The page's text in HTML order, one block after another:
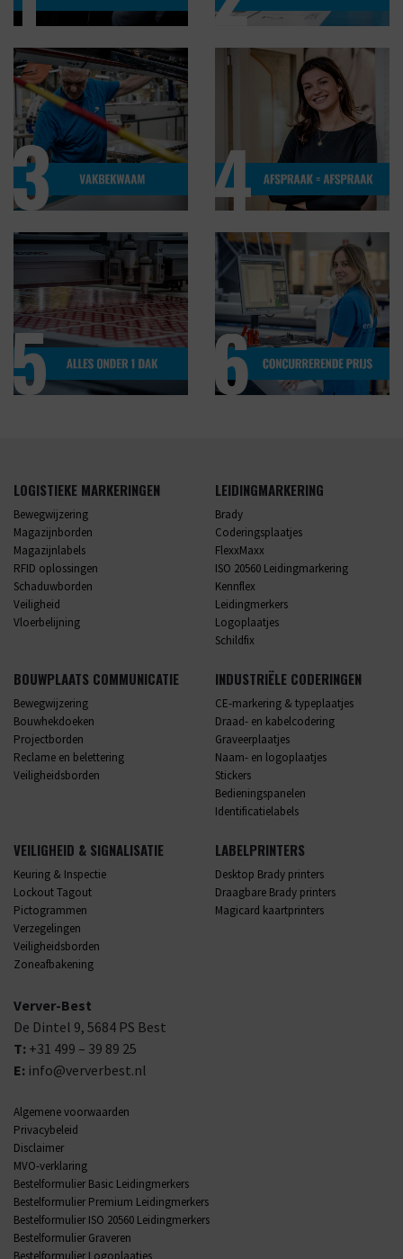
LOGISTIEKE MARKERINGEN
Bewegwijzering
Magazijnborden
Magazijnlabels
RFID oplossingen
Schaduwborden
Veiligheid
Vloerbelijning
LEIDINGMARKERING
Brady
Coderingsplaatjes
FlexxMaxx
ISO 20560 Leidingmarkering
Kennflex
Leidingmerkers
Logoplaatjes
Schildfix
BOUWPLAATS COMMUNICATIE
Bewegwijzering
Bouwhekdoeken
Projectborden
Reclame en belettering
Veiligheidsborden
INDUSTRIËLE CODERINGEN
CE-markering & typeplaatjes
Draad- en kabelcodering
Graveerplaatjes
Naam- en logoplaatjes
Stickers
Bedieningspanelen
Identificatielabels
VEILIGHEID & SIGNALISATIE
Keuring & Inspectie
Lockout Tagout
Pictogrammen
Verzegelingen
Veiligheidsborden
Zoneafbakening
LABELPRINTERS
Desktop Brady printers
Draagbare Brady printers
Magicard kaartprinters
Verver-Best
De Dintel 9, 5684 PS Best
T: +31 499 – 39 89 25
E: info@ververbest.nl
Algemene voorwaarden
Privacybeleid
Disclaimer
MVO-verklaring
Bestelformulier Basic Leidingmerkers
Bestelformulier Premium Leidingmerkers
Bestelformulier ISO 20560 Leidingmerkers
Bestelformulier Graveren